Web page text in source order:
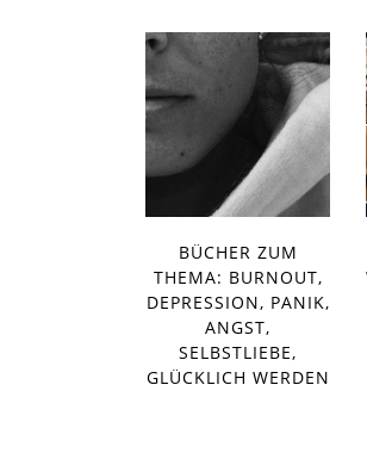
BÜCHER ZUM
THEMA: BURNOUT,
DEPRESSION, PANIK,
ANGST,
SELBSTLIEBE,
GLÜCKLICH WERDEN